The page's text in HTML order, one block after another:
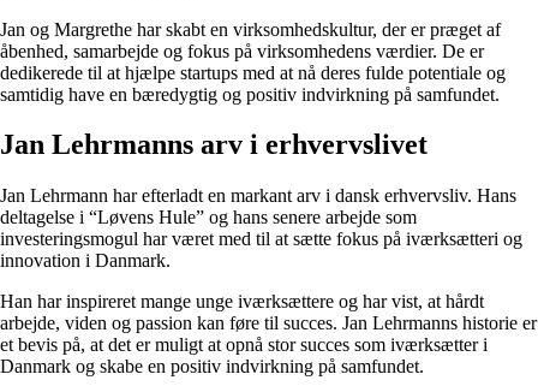
Jan og Margrethe har skabt en virksomhedskultur, der er præget af
åbenhed, samarbejde og fokus på virksomhedens værdier. De er
dedikerede til at hjælpe startups med at nå deres fulde potentiale og
samtidig have en bæredygtig og positiv indvirkning på samfundet.
Jan Lehrmanns arv i erhvervslivet
Jan Lehrmann har efterladt en markant arv i dansk erhvervsliv. Hans
deltagelse i “Løvens Hule” og hans senere arbejde som
investeringsmogul har været med til at sætte fokus på iværksætteri og
innovation i Danmark.
Han har inspireret mange unge iværksættere og har vist, at hårdt
arbejde, viden og passion kan føre til succes. Jan Lehrmanns historie er
et bevis på, at det er muligt at opnå stor succes som iværksætter i
Danmark og skabe en positiv indvirkning på samfundet.